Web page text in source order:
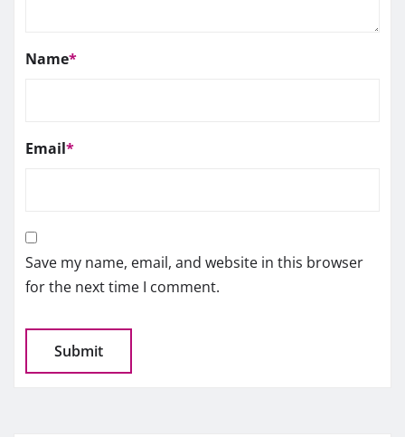
Name*
Email*
Save my name, email, and website in this browser
for the next time I comment.